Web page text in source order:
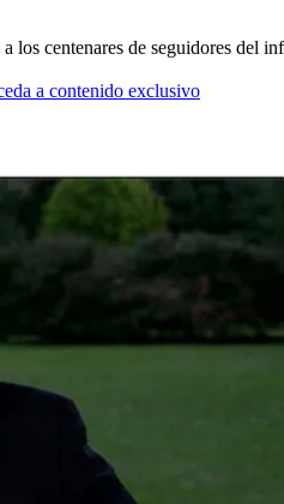
centenares de seguidores del
a contenido exclusivo